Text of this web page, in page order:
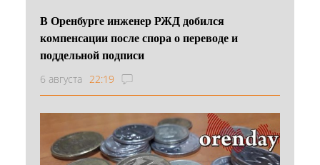
В Оренбурге инженер РЖД добился
компенсации после спора о переводе и
поддельной подписи
6 августа 22:19